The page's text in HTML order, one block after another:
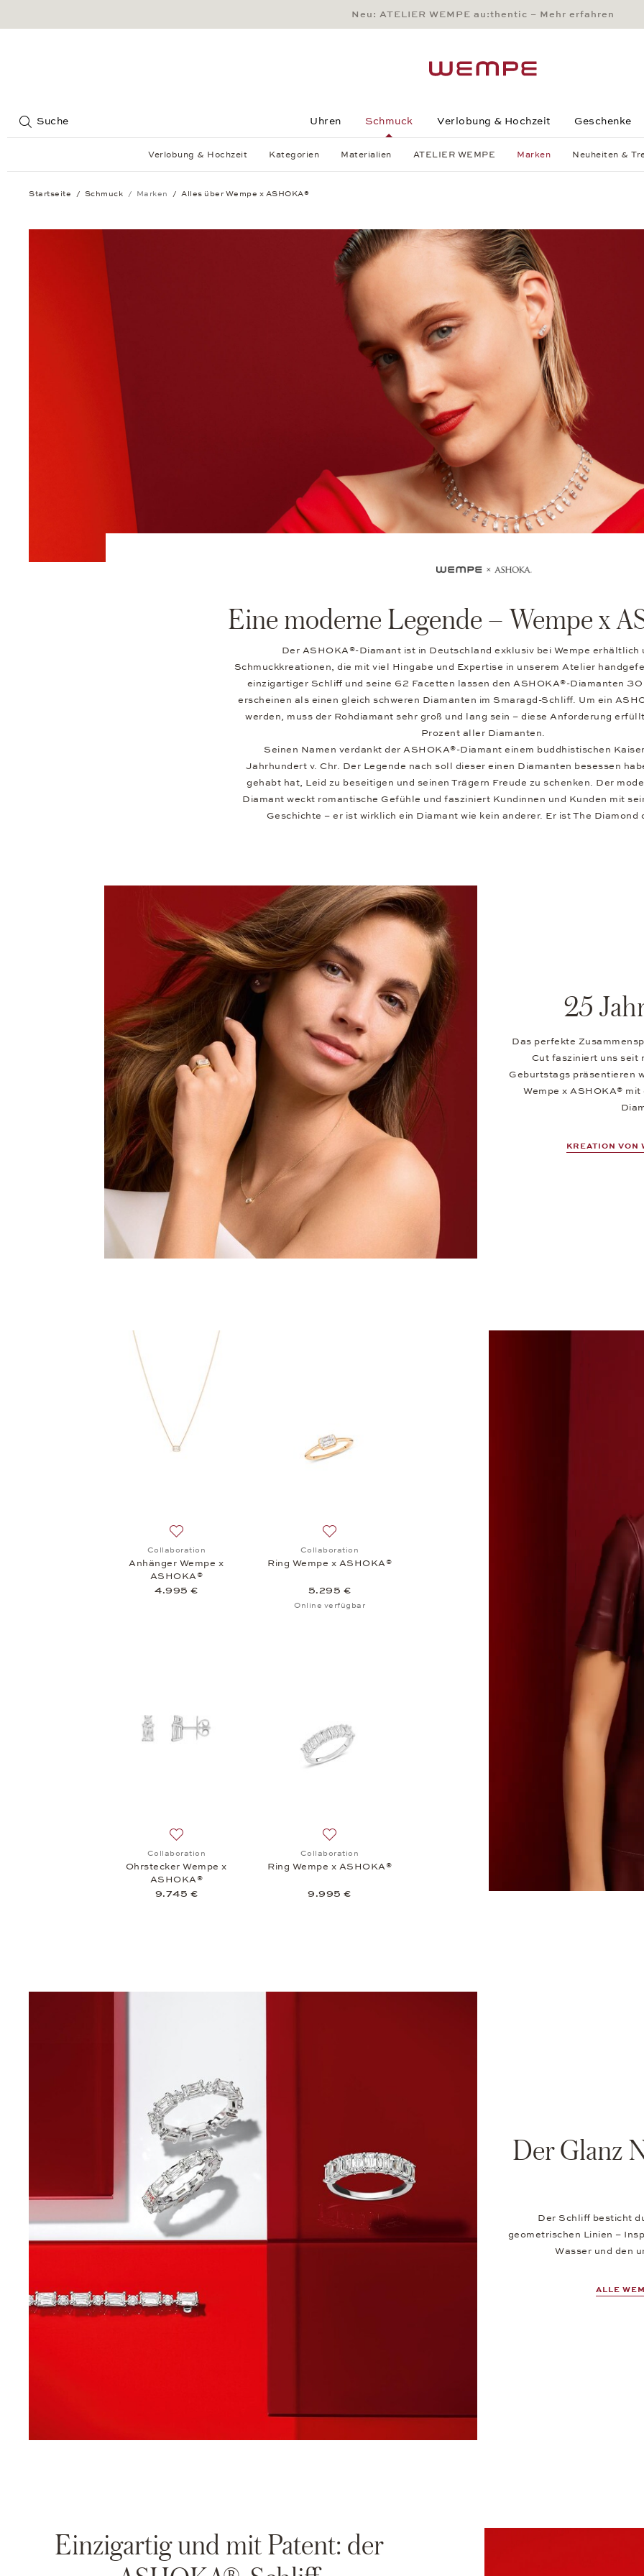
Main Content
Main Menu
Search
Footer
Neu: ATELIER WEMPE au:thentic – Mehr erfahren
Suche Uhren Schmuck Verlobung & Hochzeit Geschenke
Verlobung & Hochzeit Kategorien Materialien ATELIER WEMPE Marken Neuheiten &
Startseite Schmuck Marken Alles über Wempe x ASHOKA®
Eine moderne Legende – Wempe x
Der ASHOKA®-Diamant ist in Deutschland exklusiv bei Wempe erhältlich
Schmuckkreationen, die mit viel Hingabe und Expertise in unserem Atelier
einzigartiger Schliff und seine 62 Facetten lassen den ASHOKA®-Diamanten
erscheinen als einen gleich schweren Diamanten im Smaragd-Schliff. Um ein
werden, muss der Rohdiamant sehr groß und lang sein – diese Anforderung
Prozent aller Diamanten.
Seinen Namen verdankt der ASHOKA®-Diamant einem buddhistischen
Jahrhundert v. Chr. Der Legende nach soll dieser einen Diamanten besessen
gehabt hat, Leid zu beseitigen und seinen Trägern Freude zu schenken. Der
Diamant weckt romantische Gefühle und fasziniert Kundinnen und Kunden mit
Geschichte – er ist wirklich ein Diamant wie kein anderer. Er ist The Diamond
25
Das perfekte
Cut fasziniert uns seit
Geburtstags präsentieren
Wempe x ASHOKA®
KREATION VON
Collaboration
Anhänger Wempe x
ASHOKA®
4.995 €
Auf die Wunschliste: Collaboration, Ring Wempe x ASHOKA® ,
Collaboration
Ring Wempe x ASHOKA®
5.295 €
Online verfügbar
Collaboration
Ohrstecker Wempe x
ASHOKA®
9.745 €
Auf die Wunschliste: Collaboration, Ring Wempe x ASHOKA® ,
Collaboration
Ring Wempe x ASHOKA®
9.995 €
Der Glanz
Der Schliff besticht
geometrischen Linien –
Wasser und den
ALLE
Einzigartig und mit Patent: der